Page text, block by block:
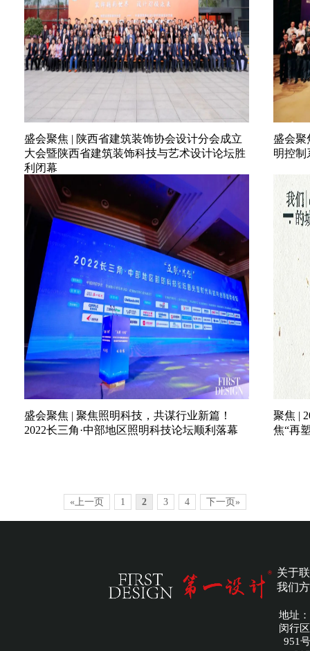
盛会聚焦 | 陕西省建筑装饰协会设计分会成立
大会暨陕西省建筑装饰科技与艺术设计论坛胜
利闭幕
盛会聚
明控制
盛会聚焦 | 聚焦照明科技，共谋行业新篇！
2022长三角·中部地区照明科技论坛顺利落幕
聚焦 |
焦“再
«上一页 1 2 3 4 下一页»
关于
我们
地址
闵行
951